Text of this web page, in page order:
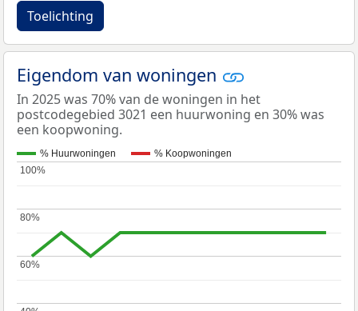
Toelichting
Eigendom van woningen
In 2025 was 70% van de woningen in het
postcodegebied 3021 een huurwoning en 30% was
een koopwoning.
% Huurwoningen % Koopwoningen
60%
60%
80%
80%
100%
100%